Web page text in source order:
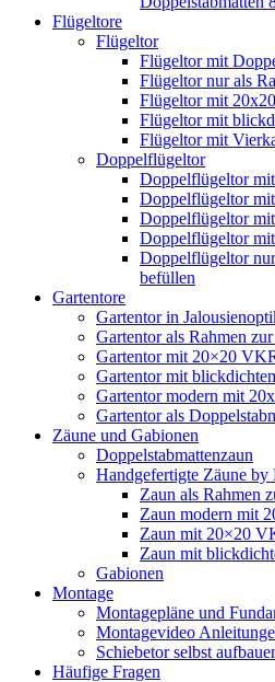
Flügeltore
Flügeltor
Flügeltor mit
Flügeltor nur als
Flügeltor mit
Flügeltor mit
Flügeltor mit
Doppelflügeltor
Doppelflügeltor
Doppelflügeltor
Doppelflügeltor
Doppelflügeltor
Doppelflügeltor
befüllen
Gartentore
Gartentor in
Gartentor als Rahmen
Gartentor mit 20×20
Gartentor mit
Gartentor modern mit
Gartentor als
Zäune und Gabionen
Doppelstabmattenzaun
Handgefertigte Zäune
Zaun als Rahmen
Zaun modern mit
Zaun mit 20×20
Zaun mit
Gabionen
Montage
Montagepläne und
Montagevideo
Schiebetor selbst
Häufige Fragen